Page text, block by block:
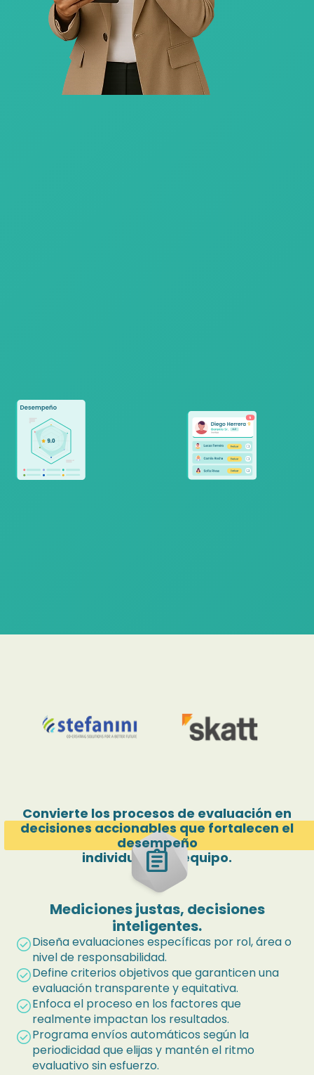
Convierte los procesos de evaluación en
decisiones accionables que fortalecen el
desempeño
individual y de equipo.
Mediciones justas, decisiones
inteligentes.
assignment
check_circleDiseña evaluaciones específicas por rol, área o
nivel de responsabilidad.
check_circleDefine criterios objetivos que garanticen una
evaluación transparente y equitativa.
check_circleEnfoca el proceso en los factores que
realmente impactan los resultados.
check_circlePrograma envíos automáticos según la
periodicidad que elijas y mantén el ritmo
evaluativo sin esfuerzo.